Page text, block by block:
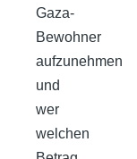
Gaza-
Bewohner
aufzunehmen
und
wer
welchen